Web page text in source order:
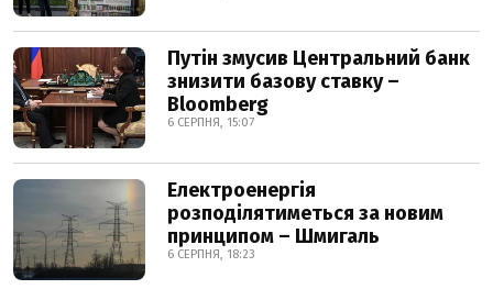
Путін змусив Центральний банк
знизити базову ставку –
Bloomberg
6 СЕРПНЯ, 15:07
Електроенергія
розподілятиметься за новим
принципом – Шмигаль
6 СЕРПНЯ, 18:23